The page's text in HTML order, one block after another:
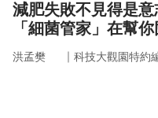
減肥失敗不見得是
「細菌管家」在幫
洪孟樊 ｜ 科技大觀園特約